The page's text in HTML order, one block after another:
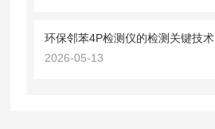
环保邻苯4P检测仪的检测关键技术
2026-05-13